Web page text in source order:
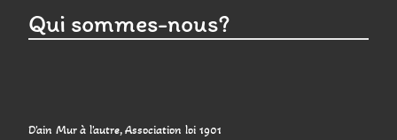
Qui sommes-nous?
D'ain Mur à l'autre, Association loi 1901